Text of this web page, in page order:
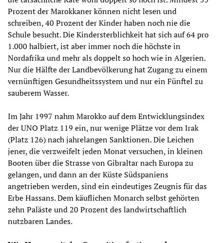
Prozent der Marokkaner können nicht lesen und
schreiben, 40 Prozent der Kinder haben noch nie die
Schule besucht. Die Kindersterblichkeit hat sich auf 64 pro
1.000 halbiert, ist aber immer noch die höchste in
Nordafrika und mehr als doppelt so hoch wie in Algerien.
Nur die Hälfte der Landbevölkerung hat Zugang zu einem
vernünftigen Gesundheitssystem und nur ein Fünftel zu
sauberem Wasser.
Im Jahr 1997 nahm Marokko auf dem Entwicklungsindex
der UNO Platz 119 ein, nur wenige Plätze vor dem Irak
(Platz 126) nach jahrelangen Sanktionen. Die Leichen
jener, die verzweifelt jeden Monat versuchen, in kleinen
Booten über die Strasse von Gibraltar nach Europa zu
gelangen, und dann an der Küste Südspaniens
angetrieben werden, sind ein eindeutiges Zeugnis für das
Erbe Hassans. Dem käuflichen Monarch selbst gehörten
zehn Paläste und 20 Prozent des landwirtschaftlich
nutzbaren Landes.